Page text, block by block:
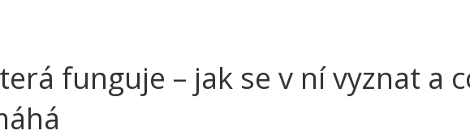
funguje – jak se v ní vyznat a